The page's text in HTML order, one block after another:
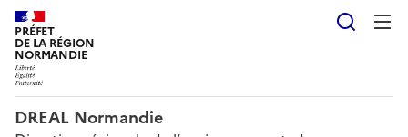
PRÉFET
DE LA RÉGION
NORMANDIE
DREAL Normandie